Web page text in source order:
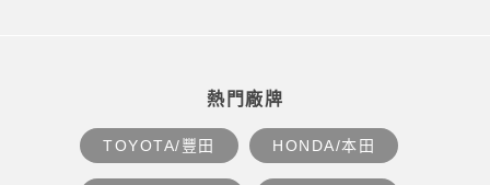
熱門廠牌
TOYOTA/豐田 HONDA/本田